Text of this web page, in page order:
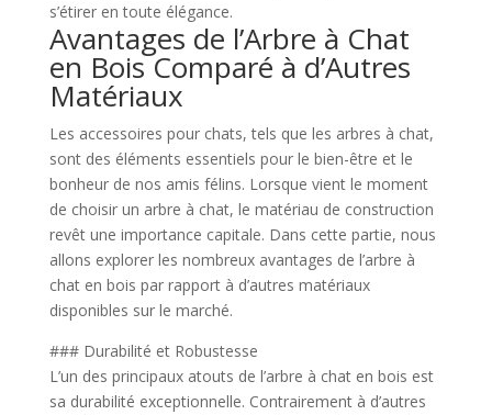
s’étirer en toute élégance.
Avantages de l’Arbre à Chat
en Bois Comparé à d’Autres
Matériaux
Les accessoires pour chats, tels que les arbres à chat,
sont des éléments essentiels pour le bien-être et le
bonheur de nos amis félins. Lorsque vient le moment
de choisir un arbre à chat, le matériau de construction
revêt une importance capitale. Dans cette partie, nous
allons explorer les nombreux avantages de l’arbre à
chat en bois par rapport à d’autres matériaux
disponibles sur le marché.
### Durabilité et Robustesse
L’un des principaux atouts de l’arbre à chat en bois est
sa durabilité exceptionnelle. Contrairement à d’autres